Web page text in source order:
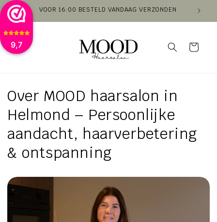
9,7
Meteen
naar de
content
VOOR 16:00 BESTELD VANDAAG VERZONDEN
Winkelwagen
Over MOOD haarsalon in
Helmond – Persoonlijke
aandacht, haarverbetering
& ontspanning